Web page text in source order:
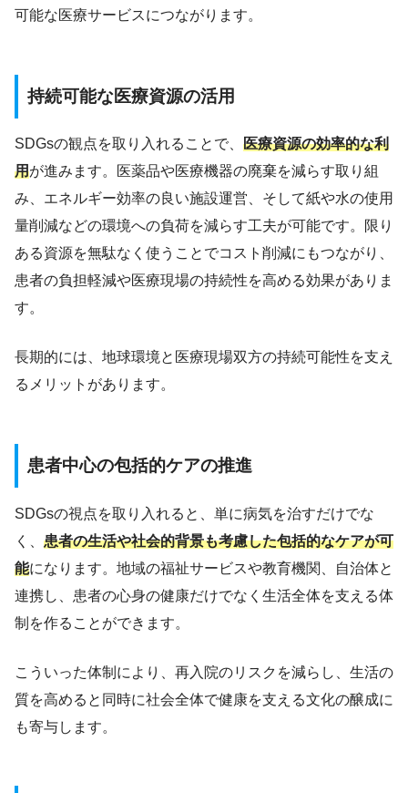
可能な医療サービスにつながります。
持続可能な医療資源の活用
SDGsの観点を取り入れることで、 医療資源の効率的な利
用が進みます。医薬品や医療機器の廃棄を減らす取り組
み、エネルギー効率の良い施設運営、そして紙や水の使用
量削減などの環境への負荷を減らす工夫が可能です。限り
ある資源を無駄なく使うことでコスト削減にもつながり、
患者の負担軽減や医療現場の持続性を高める効果がありま
す。
長期的には、地球環境と医療現場双方の持続可能性を支え
るメリットがあります。
患者中心の包括的ケアの推進
SDGsの視点を取り入れると、単に病気を治すだけでな
く、 患者の生活や社会的背景も考慮した包括的なケアが可
能になります。地域の福祉サービスや教育機関、自治体と
連携し、患者の心身の健康だけでなく生活全体を支える体
制を作ることができます。
こういった体制により、再入院のリスクを減らし、生活の
質を高めると同時に社会全体で健康を支える文化の醸成に
も寄与します。